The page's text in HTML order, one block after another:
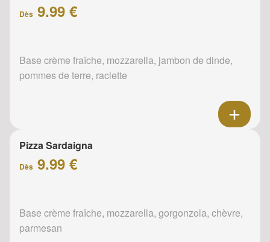
Dès 9.99 €
Base crème fraîche, mozzarella, jambon de dinde,
pommes de terre, raclette
Pizza Sardaigna
Dès 9.99 €
Base crème fraîche, mozzarella, gorgonzola, chèvre,
parmesan